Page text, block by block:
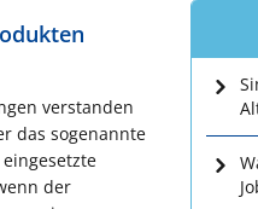
verstanden
das sogenannte
der